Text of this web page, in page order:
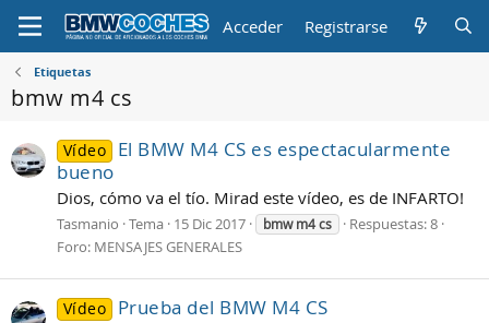
Acceder Registrarse
Etiquetas
bmw m4 cs
Vídeo
El BMW M4 CS es espectacularmente
bueno
Dios, cómo va el tío. Mirad este vídeo, es de INFARTO!
Tasmanio Tema 15 Dic 2017 bmw m4cs
Respuestas: 8
Foro: MENSAJES GENERALES
Vídeo Prueba del BMW M4 CS